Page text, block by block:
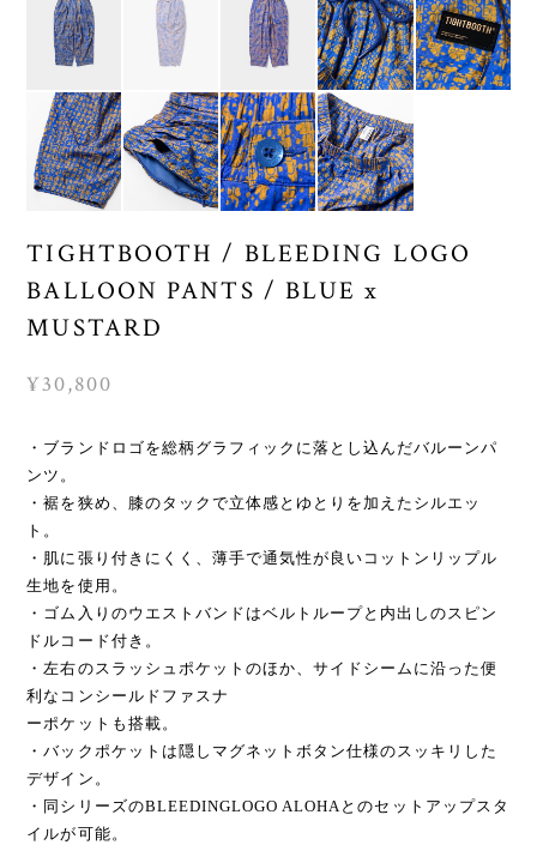
TIGHTBOOTH / BLEEDING LOGO
BALLOON PANTS / BLUE x
MUSTARD
¥30,800
・ブランドロゴを総柄グラフィックに落とし込んだバルーンパ
ンツ。
・裾を狭め、膝のタックで立体感とゆとりを加えたシルエッ
ト。
・肌に張り付きにくく、薄手で通気性が良いコットンリップル
生地を使用。
・ゴム入りのウエストバンドはベルトループと内出しのスピン
ドルコード付き。
・左右のスラッシュポケットのほか、サイドシームに沿った便
利なコンシールドファスナ
ーポケットも搭載。
・バックポケットは隠しマグネットボタン仕様のスッキリした
デザイン。
・同シリーズのBLEEDINGLOGO ALOHAとのセットアップスタ
イルが可能。